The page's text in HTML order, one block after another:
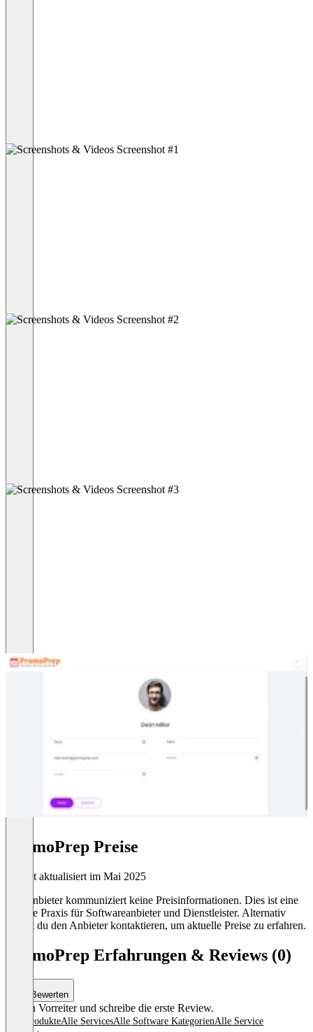
PromoPrep Preise
Zuletzt aktualisiert im Mai 2025
Der Anbieter kommuniziert keine Preisinformationen. Dies ist eine
übliche Praxis für Softwareanbieter und Dienstleister. Alternativ
kannst du den Anbieter kontaktieren, um aktuelle Preise zu erfahren.
PromoPrep Erfahrungen & Reviews (0)
Bewerten
Sei ein Vorreiter und schreibe die erste Review.
Alle ProdukteAlle ServicesAlle Software KategorienAlle Service